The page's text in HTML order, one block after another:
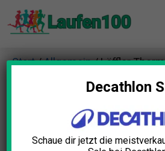
Zum
Inhalt
Start/Allgemein/ Löffler
Decathlon
Schaue dir jetzt die